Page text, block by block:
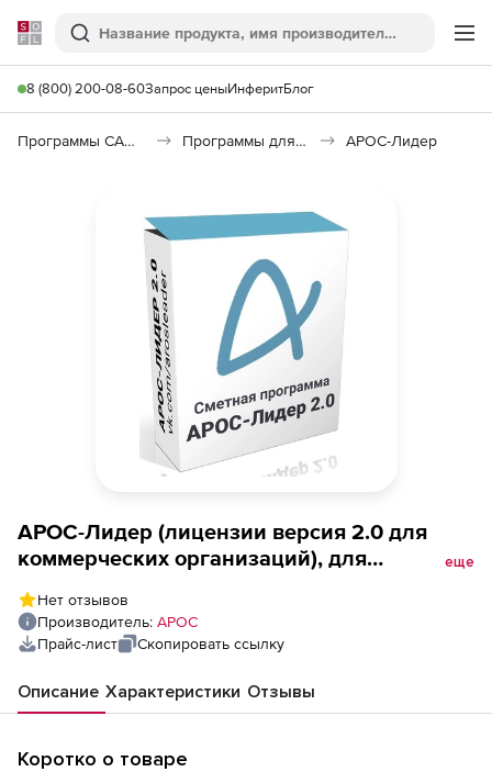
Softline
Поиск
8 (800) 200-08-60Запрос ценыИнферитБлог
Программы САПР и ГИС Программы для документооборота АРОС-Лидер
АРОС-Лидер (лицензии версия 2.0 для
коммерческих организаций), для
программой АРОС-W (каждое рабочее
место)
еще
Нет отзывов
Производитель: АРОС
Прайс-лист
Скопировать ссылку
Описание Характеристики Отзывы
Коротко о товаре